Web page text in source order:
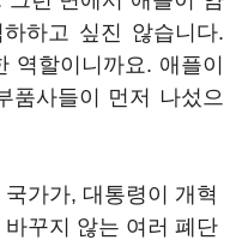
하고 싶진 않습니다.
역할이니까요. 애플이
품사들이 먼저 나섰으
가가, 대통령이 개혁
꾸지 않는 여러 폐단